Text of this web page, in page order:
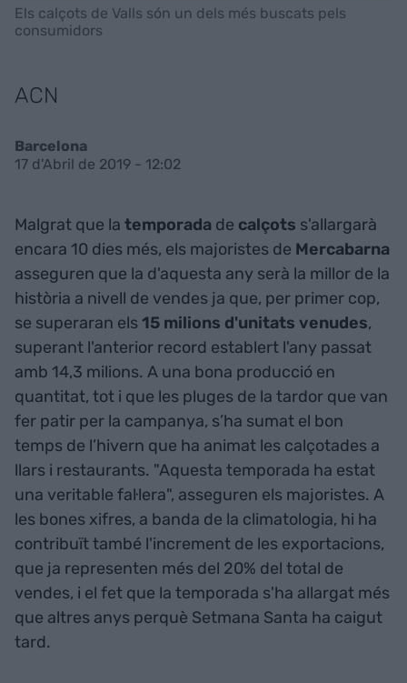
Els calçots de Valls són un dels més buscats pels
consumidors
ACN
Barcelona
17 d'Abril de 2019 - 12:02
Malgrat que la temporada de calçots s'allargarà
encara 10 dies més, els majoristes de Mercabarna
asseguren que la d'aquesta any serà la millor de la
història a nivell de vendes ja que, per primer cop,
se superaran els15 milions d'unitats venudes,
superant l'anterior record establert l'any passat
amb 14,3 milions. A una bona producció en
quantitat, tot i que les pluges de la tardor que van
fer patir per la campanya, s’ha sumat el bon
temps de l’hivern que ha animat les calçotades a
llars i restaurants. "Aquesta temporada ha estat
una veritable fal·lera", asseguren els majoristes. A
les bones xifres, a banda de la climatologia, hi ha
contribuït també l'increment de les exportacions,
que ja representen més del 20% del total de
vendes, i el fet que la temporada s'ha allargat més
que altres anys perquè Setmana Santa ha caigut
tard.